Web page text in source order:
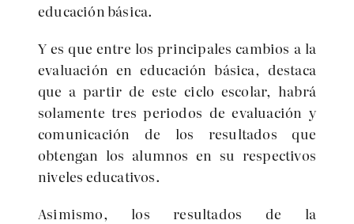
educación básica.
Y es que entre los principales cambios a la
evaluación en educación básica, destaca
que a partir de este ciclo escolar, habrá
solamente tres periodos de evaluación y
comunicación de los resultados que
obtengan los alumnos en su respectivos
niveles educativos.
Asimismo, los resultados de la